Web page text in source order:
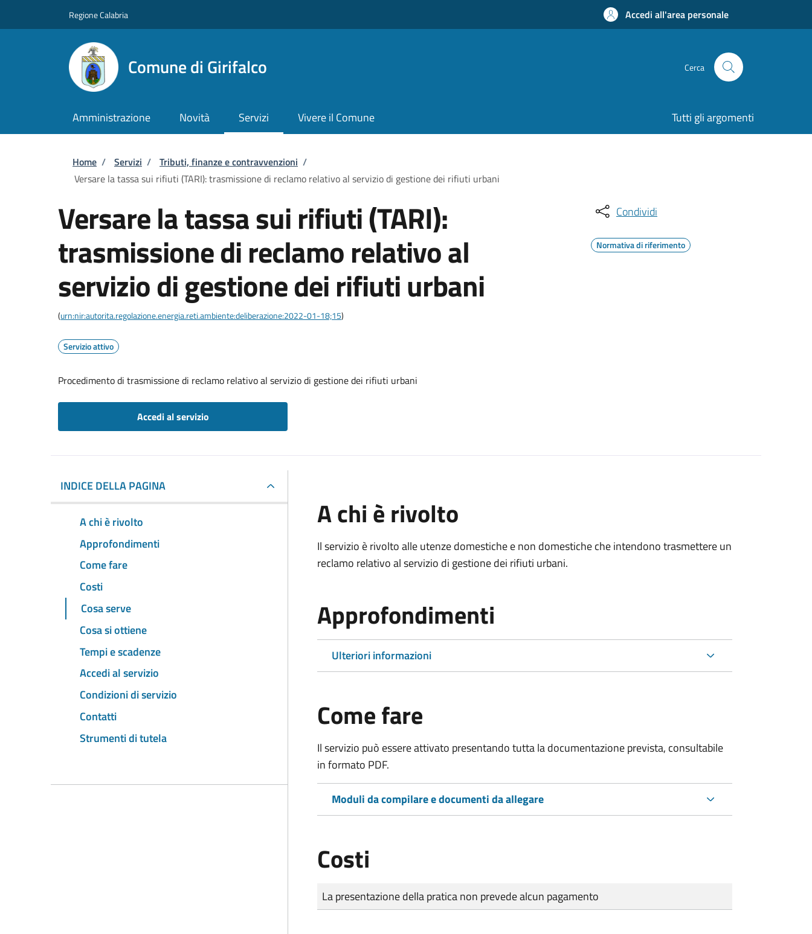
Regione Calabria Accedi all'area personale
Comune di Girifalco Cerca
Amministrazione Novità Servizi Vivere il Comune Tutti gli argomenti
Briciole di pane
Home / Servizi / Tributi, finanze e contravvenzioni /
Versare la tassa sui rifiuti (TARI): trasmissione di reclamo relativo al servizio di gestione dei rifiuti urbani
Versare la tassa sui rifiuti (TARI):
trasmissione di reclamo relativo al
servizio di gestione dei rifiuti urbani
(urn:nir:autorita.regolazione.energia.reti.ambiente:deliberazione:2022-01-18;15)
Servizio attivo
Procedimento di trasmissione di reclamo relativo al servizio di gestione dei rifiuti urbani
Accedi al servizio
Condividi
Normativa di riferimento
INDICE DELLA PAGINA
A chi è rivolto
Approfondimenti
Come fare
Costi
Cosa serve
Cosa si ottiene
Tempi e scadenze
Accedi al servizio
Condizioni di servizio
Contatti
Strumenti di tutela
A chi è rivolto
Il servizio è rivolto alle utenze domestiche e non domestiche che intendono trasmettere un
reclamo relativo al servizio di gestione dei rifiuti urbani.
Approfondimenti
Ulteriori informazioni
Come fare
Il servizio può essere attivato presentando tutta la documentazione prevista, consultabile
in formato PDF.
Moduli da compilare e documenti da allegare
Costi
Tipo di pagamento
Importo
La presentazione della pratica non prevede alcun pagamento